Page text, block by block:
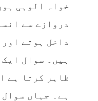
خواہ الوہی
دروازے سے
داخل ہوتے
ہیں۔ سوال
ظاہر کرتا ہے
ہے۔ جہاں